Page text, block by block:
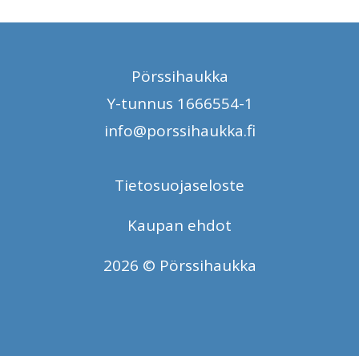
Pörssihaukka
Y-tunnus 1666554-1
info@porssihaukka.fi
Tietosuojaseloste
Kaupan ehdot
2026 © Pörssihaukka